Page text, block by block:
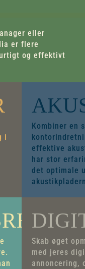
eller
er flere
og effektivt
i
Kombiner en
effektive
har stor
det optimale
Skab øget
med jeres
annoncering,